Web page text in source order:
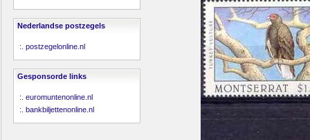
Nederlandse postzegels
:. postzegelonline.nl
Gesponsorde links
:. euromuntenonline.nl
:. bankbiljettenonline.nl